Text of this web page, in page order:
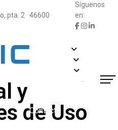
pta. 2 · 46600 ·
Síguenos
en:
Contacto
y
de Uso